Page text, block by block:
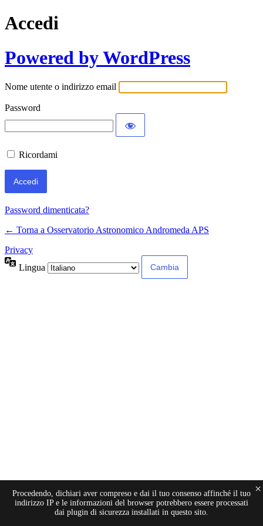
Accedi
Powered by WordPress
Nome utente o indirizzo email
Password
Ricordami
Password dimenticata?
← Torna a Osservatorio Astronomico Andromeda APS
Privacy
Lingua
Procedendo, dichiari aver compreso e dai il tuo consenso affinché il tuo
indirizzo IP e le informazioni del browser potrebbero essere processati
dai plugin di sicurezza installati in questo sito.
×